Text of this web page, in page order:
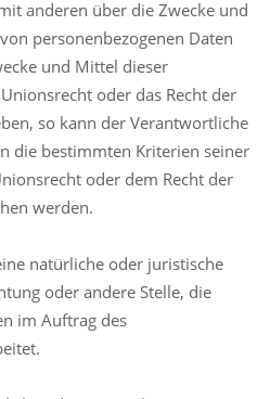
anderen über die Zwecke und
personenbezogenen Daten
und Mittel dieser
oder das Recht der
so kann der Verantwortliche
die bestimmten Kriterien seiner
oder dem Recht der
werden.
natürliche oder juristische
oder andere Stelle, die
im Auftrag des